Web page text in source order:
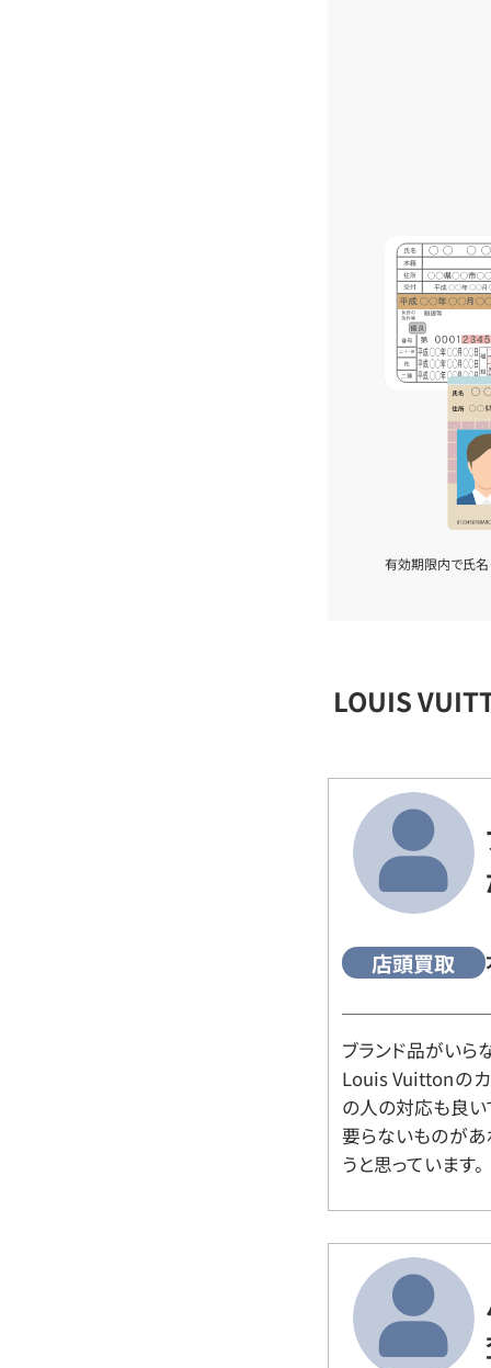
有効期限内で氏名
LOUIS
店頭買取
ブランド品がいら
Louis Vuittonの
の人の対応も良い
要らないものがあ
うと思っています。